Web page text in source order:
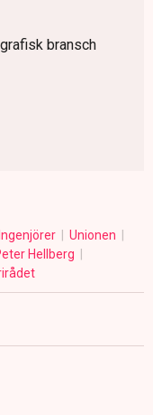
bransch
Unionen
Hellberg